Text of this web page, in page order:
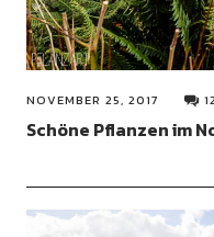
NOVEMBER 25, 2017 12
Schöne Pflanzen im